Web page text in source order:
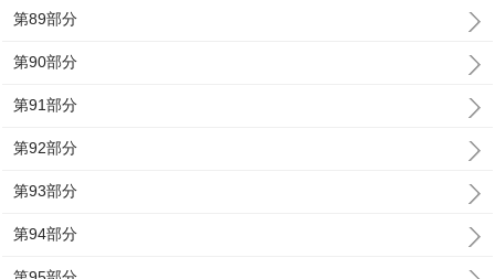
第89部分
第90部分
第91部分
第92部分
第93部分
第94部分